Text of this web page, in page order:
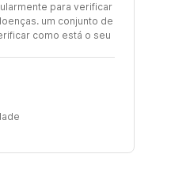
para verificar
um conjunto de
como está o seu